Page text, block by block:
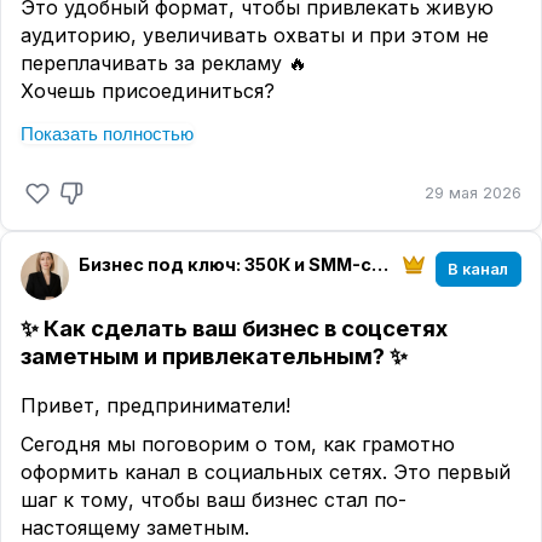
ремонт смартфонов и бытовой техники;
отделочные работы и ремонт квартир;
автосервисные услуги;
клининговые услуги.
Такой бизнес актуален в любом городе и
практически не зависит от сезонности.
В условиях роста онлайн‑торговли особенно
востребованы:
сборка и комплектация заказов;
открытие пунктов выдачи заказов (в т. ч.
брендированных).
Готова помочь адаптировать любую из этих идей
под ваш бизнес‑план:
проработаю финансовую модель;
Это удобный формат, чтобы привлекать живую
аудиторию, увеличивать охваты и при этом не
переплачивать за рекламу 🔥
Хочешь присоединиться?
Напиши +, отправлю ссылку на вступление.
Показать полностью
29 мая 2026
Бизнес под ключ: 350К и SMM-стратегия В канал
✨Как сделать ваш бизнес в соцсетях
заметным и привлекательным? ✨
Привет, предприниматели!
Сегодня мы поговорим о том, как грамотно
оформить канал в социальных сетях. Это первый
шаг к тому, чтобы ваш бизнес стал по-
настоящему заметным.